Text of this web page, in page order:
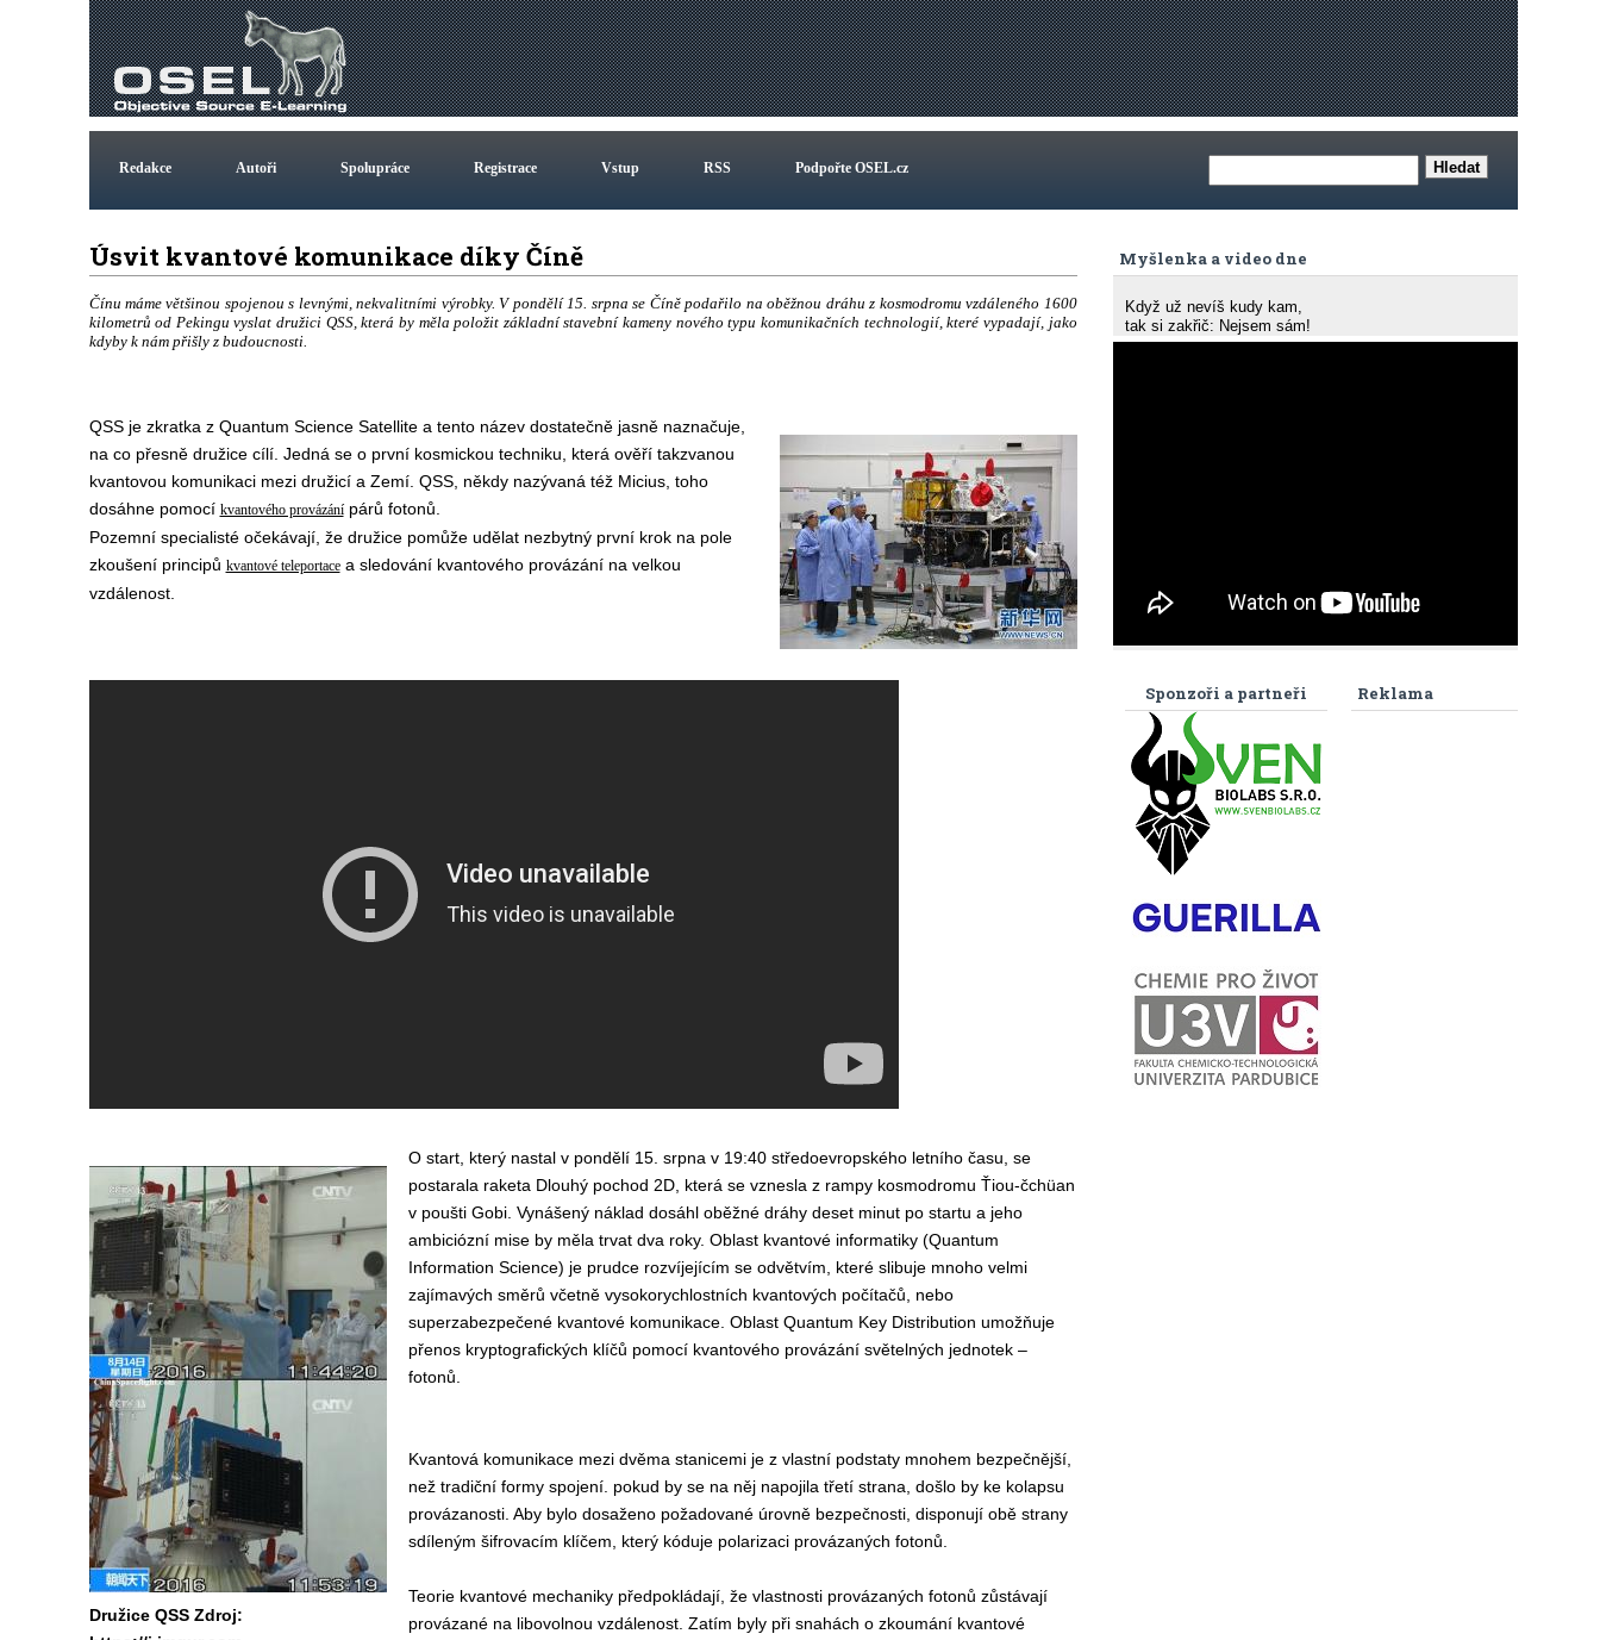
Redakce Autoři Spolupráce Registrace Vstup RSS Podpořte OSEL.cz
Úsvit kvantové komunikace díky Číně
Čínu máme většinou spojenou s levnými, nekvalitními výrobky. V pondělí 15. srpna se Číně podařilo na oběžnou dráhu z kosmodromu vzdáleného 1600
kilometrů od Pekingu vyslat družici QSS, která by měla položit základní stavební kameny nového typu komunikačních technologií, které vypadají, jako
kdyby k nám přišly z budoucnosti.
QSS je zkratka z Quantum Science Satellite a tento název dostatečně jasně naznačuje,
na co přesně družice cílí. Jedná se o první kosmickou techniku, která ověří takzvanou
kvantovou komunikaci mezi družicí a Zemí. QSS, někdy nazývaná též Micius, toho
dosáhne pomocí kvantového provázánípárů fotonů.
Pozemní specialisté očekávají, že družice pomůže udělat nezbytný první krok na pole
zkoušení principů kvantové teleportacea sledování kvantového provázání na velkou
vzdálenost.
Družice QSS Zdroj:
O start, který nastal v pondělí 15. srpna v 19:40 středoevropského letního času, se
postarala raketa Dlouhý pochod 2D, která se vznesla z rampy kosmodromu Ťiou-čchüan
v poušti Gobi. Vynášený náklad dosáhl oběžné dráhy deset minut po startu a jeho
ambiciózní mise by měla trvat dva roky. Oblast kvantové informatiky (Quantum
Information Science) je prudce rozvíjejícím se odvětvím, které slibuje mnoho velmi
zajímavých směrů včetně vysokorychlostních kvantových počítačů, nebo
superzabezpečené kvantové komunikace. Oblast Quantum Key Distribution umožňuje
přenos kryptografických klíčů pomocí kvantového provázání světelných jednotek –
fotonů.
Kvantová komunikace mezi dvěma stanicemi je z vlastní podstaty mnohem bezpečnější,
než tradiční formy spojení. pokud by se na něj napojila třetí strana, došlo by ke kolapsu
provázanosti. Aby bylo dosaženo požadované úrovně bezpečnosti, disponují obě strany
sdíleným šifrovacím klíčem, který kóduje polarizaci provázaných fotonů.
Teorie kvantové mechaniky předpokládají, že vlastnosti provázaných fotonů zůstávají
provázané na libovolnou vzdálenost. Zatím byly při snahách o zkoumání kvantové
Myšlenka a video dne
Když už nevíš kudy kam,
tak si zakřič: Nejsem sám!
Reklama
Sponzoři a partneři